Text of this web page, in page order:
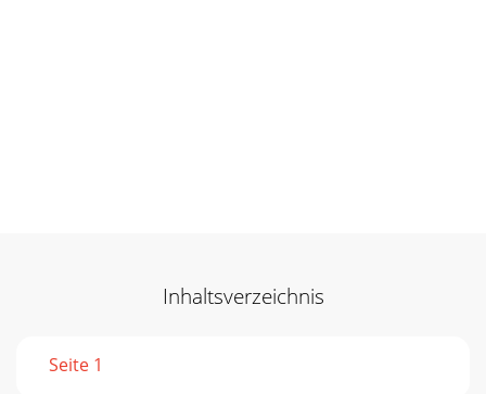
Inhaltsverzeichnis
Seite 1